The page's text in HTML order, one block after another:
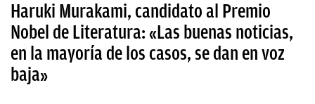
Haruki Murakami, candidato al Premio
Nobel de Literatura: «Las buenas noticias,
en la mayoría de los casos, se dan en voz
baja»